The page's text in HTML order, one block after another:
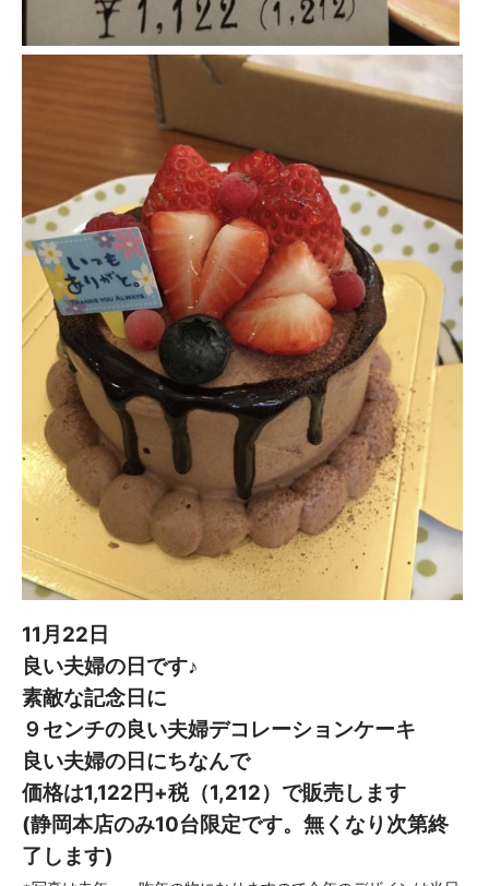
11月22日
良い夫婦の日です♪
素敵な記念日に
９センチの良い夫婦デコレーションケーキ
良い夫婦の日にちなんで
価格は1,122円+税（1,212）で販売します
(静岡本店のみ10台限定です。無くなり次第終
了します)